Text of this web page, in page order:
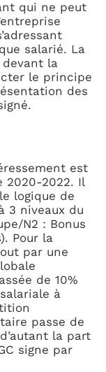
qui ne peut
salarié. La
devant la
le principe
des
est
2020-2022. Il
logique de
3 niveaux du
N2 : Bonus
Pour la
par une
de 10%
à
passe de
la part
signe par